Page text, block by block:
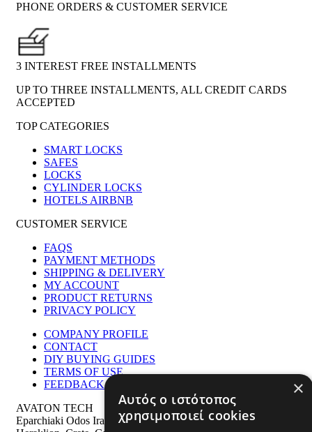
PHONE ORDERS & CUSTOMER SERVICE
3 INTEREST FREE INSTALLMENTS
UP TO THREE INSTALLMENTS, ALL CREDIT CARDS
ACCEPTED
TOP CATEGORIES
SMART LOCKS
SAFES
LOCKS
CYLINDER LOCKS
HOTELS AIRBNB
CUSTOMER SERVICE
FAQS
PAYMENT METHODS
SHIPPING & DELIVERY
MY ACCOUNT
PRODUCT RETURNS
PRIVACY POLICY
COMPANY PROFILE
CONTACT
DIY BUYING GUIDES
TERMS OF USE
FEEDBACK & SOCIAL MEDIA LINKS
AVATON TECH
Eparchiaki Odos Irakliou Agiou Silla 275, PS: 71500
×
Αυτός ο ιστότοπος
χρησιμοποιεί cookies